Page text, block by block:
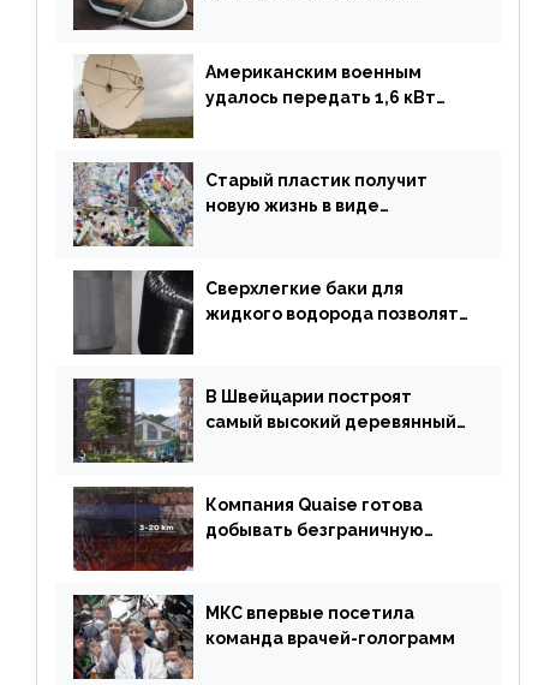
Американским военным
удалось передать 1,6 кВт
Старый пластик получит
новую жизнь в виде
Сверхлегкие баки для
жидкого водорода позволят
В Швейцарии построят
самый высокий деревянный
Компания Quaise готова
добывать безграничную
МКС впервые посетила
команда врачей-голограмм